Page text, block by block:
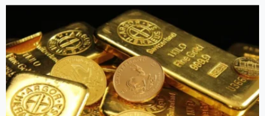
Bağlamında İşlevsel Bir Dil
Fenomeni Olarak
Değerlendirilmesi
Av. Murat Fatih Ülkü
CHP Kurultayı Davasında